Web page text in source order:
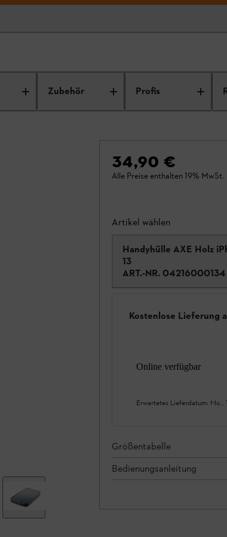
Zubehör Profis
34,90 €
Alle Preise enthalten 19% MwSt.
Artikel wählen
Handyhülle AXE Holz
13
ART.-NR. 04216000134
Kostenlose Lieferung
Online verfügbar
Erwartetes Lieferdatum: Mo.,
Größentabelle
Bedienungsanleitung